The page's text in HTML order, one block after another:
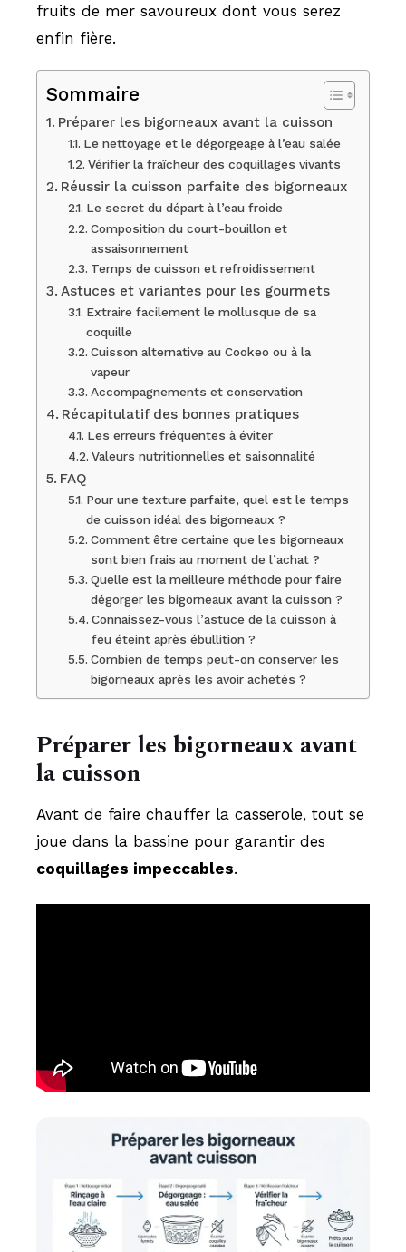
fruits de mer savoureux dont vous serez
enfin fière.
Sommaire
Préparer les bigorneaux avant la cuisson
Le nettoyage et le dégorgeage à l’eau salée
Vérifier la fraîcheur des coquillages vivants
Réussir la cuisson parfaite des bigorneaux
Le secret du départ à l’eau froide
Composition du court-bouillon et
assaisonnement
Temps de cuisson et refroidissement
Astuces et variantes pour les gourmets
Extraire facilement le mollusque de sa
coquille
Cuisson alternative au Cookeo ou à la
vapeur
Accompagnements et conservation
Récapitulatif des bonnes pratiques
Les erreurs fréquentes à éviter
Valeurs nutritionnelles et saisonnalité
FAQ
Pour une texture parfaite, quel est le temps
de cuisson idéal des bigorneaux ?
Comment être certaine que les bigorneaux
sont bien frais au moment de l’achat ?
Quelle est la meilleure méthode pour faire
dégorger les bigorneaux avant la cuisson ?
Connaissez-vous l’astuce de la cuisson à
feu éteint après ébullition ?
Combien de temps peut-on conserver les
bigorneaux après les avoir achetés ?
Préparer les bigorneaux avant
la cuisson
Avant de faire chauffer la casserole, tout se
joue dans la bassine pour garantir des
coquillages impeccables.